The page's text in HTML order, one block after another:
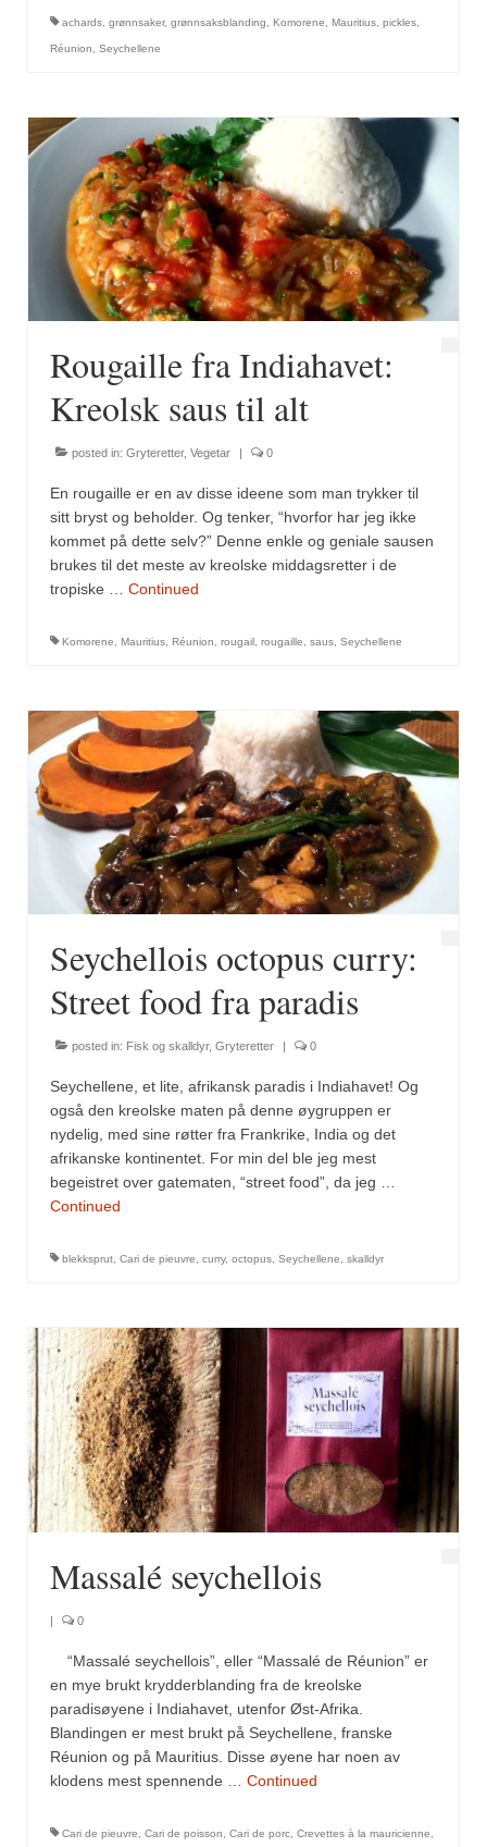
Paprikapulver, edelsøtt
Parisisk pepper
Piment d’Espelette
Purreløk (tørket)
Quatre épices
Rosépepper
Sar (bønneurt)
Tapaskrydder
Tomatflak
achards grønnsaker, grønnsaksblanding Komorene Mauritius pickles
Réunion Seychellene
Rougaille fra Indiahavet:
Kreolsk saus til alt
posted in: Gryteretter, Vegetar 0
En rougaille er en av disse ideene som man trykker til
sitt bryst og beholder. Og tenker, “hvorfor har jeg ikke
kommet på dette selv?” Denne enkle og geniale sausen
brukes til det meste av kreolske middagsretter i de
tropiske … Continued
Komorene, Mauritius, Réunion, rougail, rougaille, saus, Seychellene
Seychellois octopus curry:
Street food fra paradis
posted in: Fisk og skalldyr, Gryteretter 0
Seychellene, et lite, afrikansk paradis i Indiahavet! Og
også den kreolske maten på denne øygruppen er
nydelig, med sine røtter fra Frankrike, India og det
afrikanske kontinentet. For min del ble jeg mest
begeistret over gatematen, “street food”, da jeg …
Continued
blekksprut, Cari de pieuvre, curry, octopus, Seychellene, skalldyr
Massalé seychellois
| 0
“Massalé seychellois”, eller “Massalé de Réunion” er
en mye brukt krydderblanding fra de kreolske
paradisøyene i Indiahavet, utenfor Øst-Afrika.
Blandingen er mest brukt på Seychellene, franske
Réunion og på Mauritius. Disse øyene har noen av
klodens mest spennende … Continued
Cari de pieuvre Cari de poisson Cari de porc Crevettes à la mauricienne